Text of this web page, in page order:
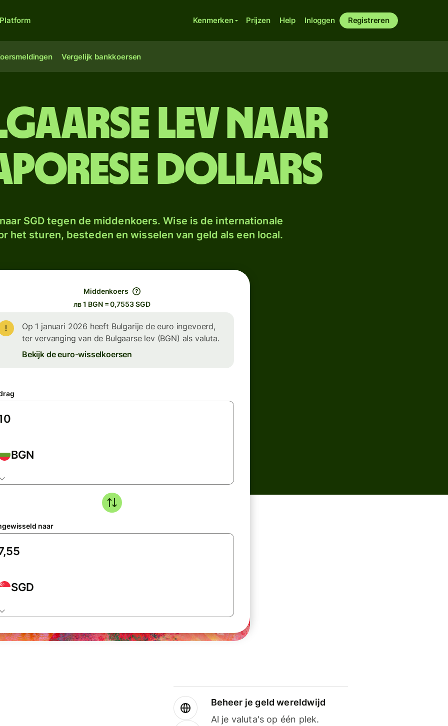
Platform Kenmerken Prijzen Help Inloggen Registreren
Vergelijk bankkoersen
lev naar
dollars
SGD tegen de middenkoers. Wise is de internationale
het sturen, besteden en wisselen van geld als een local.
Middenkoers
лв 1 BGN = 0,7553 SGD
Op 1 januari 2026 heeft Bulgarije de euro ingevoerd,
ter vervanging van de Bulgaarse lev (BGN) als valuta.
Bekijk de euro-wisselkoersen
BGN
naar
SGD
Beheer je geld wereldwijd
Al je valuta's op één plek.